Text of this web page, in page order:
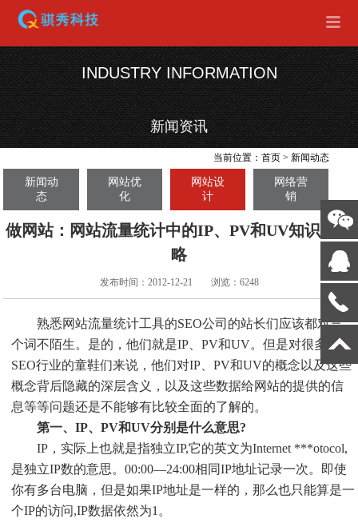
INDUSTRY INFORMATION
新闻资讯
当前位置：首页 >新闻动态
新闻动
态
网站优
化
网站设
计
网络营
销
做网站：网站流量统计中的IP、PV和UV知识全攻
略
发布时间：2012-12-21 浏览：6248
熟悉网站流量统计工具的SEO公司的站长们应该都对三
个词不陌生。是的，他们就是IP、PV和UV。但是对很多初涉
SEO行业的童鞋们来说，他们对IP、PV和UV的概念以及这些
概念背后隐藏的深层含义，以及这些数据给网站的提供的信
息等等问题还是不能够有比较全面的了解的。
第一、IP、PV和UV分别是什么意思?
IP，实际上也就是指独立IP,它的英文为Internet ***otocol,
是独立IP数的意思。00:00—24:00相同IP地址记录一次。即使
你有多台电脑，但是如果IP地址是一样的，那么也只能算是一
个IP的访问,IP数据依然为1。